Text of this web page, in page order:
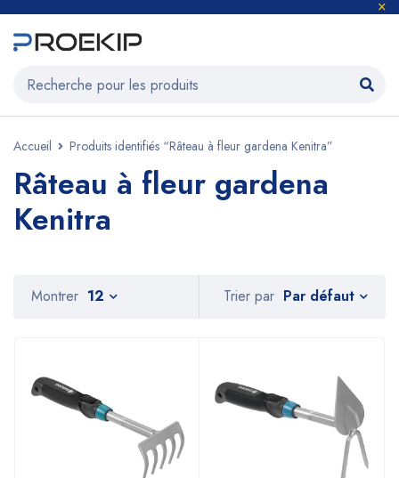
Accueil Produits identifiés “Râteau à fleur gardena Kenitra”
Râteau à fleur gardena
Kenitra
Trier par Par défaut
Montrer 12